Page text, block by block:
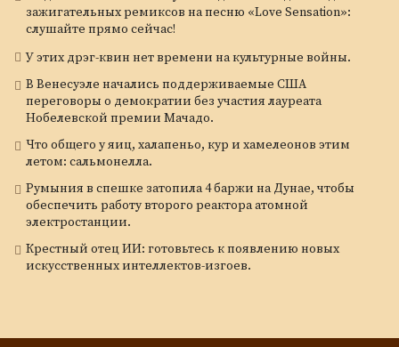
зажигательных ремиксов на песню «Love Sensation»:
слушайте прямо сейчас!
У этих дрэг-квин нет времени на культурные войны.
В Венесуэле начались поддерживаемые США
переговоры о демократии без участия лауреата
Нобелевской премии Мачадо.
Что общего у яиц, халапеньо, кур и хамелеонов этим
летом: сальмонелла.
Румыния в спешке затопила 4 баржи на Дунае, чтобы
обеспечить работу второго реактора атомной
электростанции.
Крестный отец ИИ: готовьтесь к появлению новых
искусственных интеллектов-изгоев.